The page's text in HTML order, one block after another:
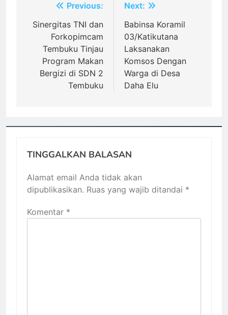
Navigasi
pos
Previous:
Sinergitas TNI dan
Forkopimcam
Tembuku Tinjau
Program Makan
Bergizi di SDN 2
Tembuku
Next:
Babinsa Koramil
03/Katikutana
Laksanakan
Komsos Dengan
Warga di Desa
Daha Elu
TINGGALKAN BALASAN
Alamat email Anda tidak akan
dipublikasikan. Ruas yang wajib ditandai *
Komentar *